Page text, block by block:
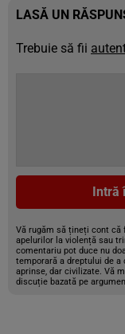
LASĂ UN
Trebuie să fii
Intră
Vă rugăm să țineți cont că
apelurilor la violență sau
comentariu pot duce nu
temporară a dreptului de
aprinse, dar civilizate. Vă
discuție bazată pe